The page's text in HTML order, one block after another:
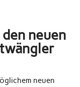
neuen
neuen